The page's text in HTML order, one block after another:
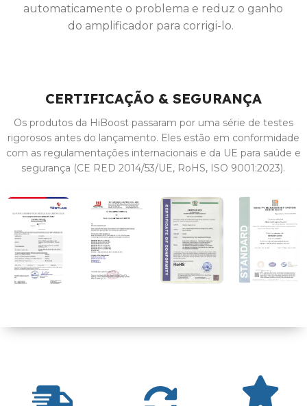
automaticamente o problema e reduz o ganho
do amplificador para corrigi-lo.
CERTIFICAÇÃO & SEGURANÇA
Os produtos da HiBoost passaram por uma série de testes
rigorosos antes do lançamento. Eles estão em conformidade
com as regulamentações internacionais e da UE para saúde e
segurança (CE RED 2014/53/UE, RoHS, ISO 9001:2023).